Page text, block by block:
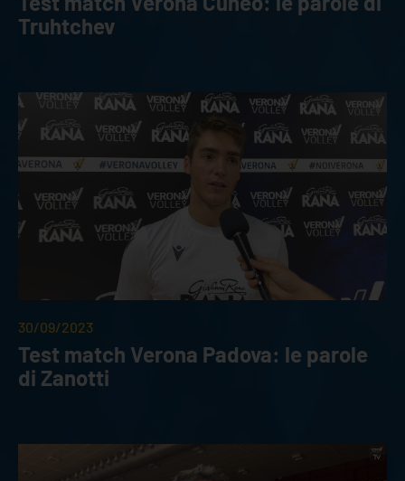
Truhtchev
30/09/2023
Test match Verona Padova: le parole
di Zanotti